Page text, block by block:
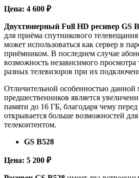
Цена: 4 600 ₽
Двухтюнерный Full HD ресивер GS
для приёма спутникового
может использоваться как сервер в
приёмником. В последнем случае
возможность независимого просмотра
разных телевизоров при их
Отличительной особенностью данной
предшественников является
памяти до 16 ГБ, благодаря чему перед
открывается больше возможностей
телеконтентом.
GS B528
Цена: 5 200 ₽